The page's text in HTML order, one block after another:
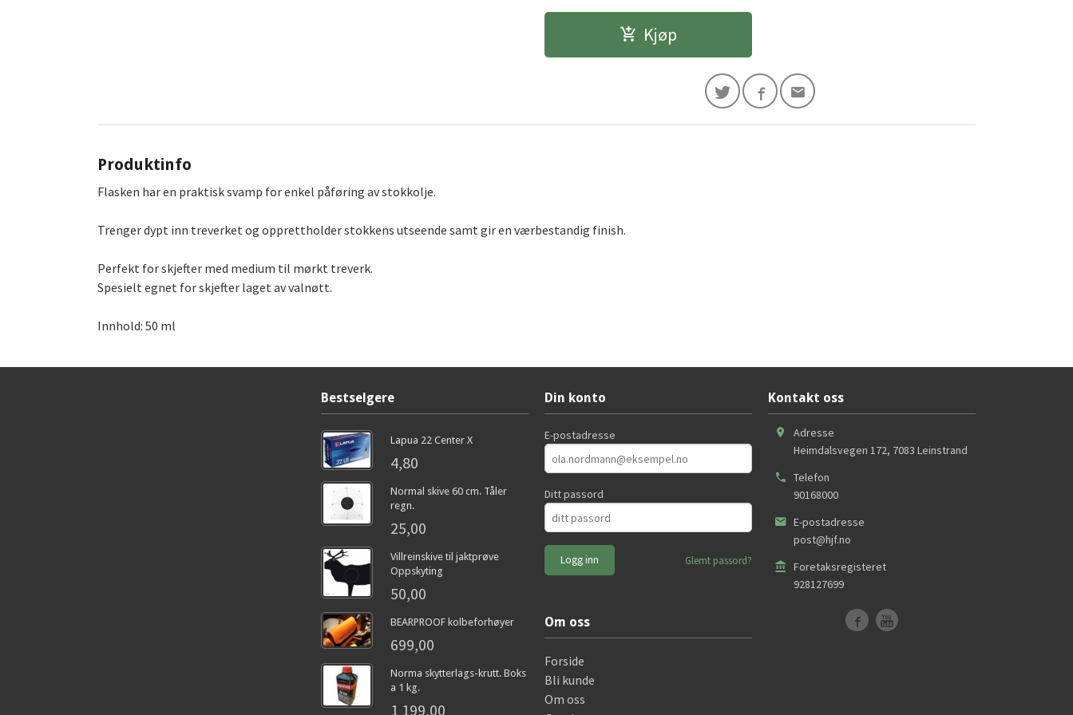
Kjøp
Produktinfo
Flasken har en praktisk svamp for enkel påføring av stokkolje.
Trenger dypt inn treverket og opprettholder stokkens utseende samt gir en værbestandig finish.
Perfekt for skjefter med medium til mørkt treverk.
Spesielt egnet for skjefter laget av valnøtt.
Innhold: 50 ml
Bestselgere
Lapua 22 Center X
4,80
Normal skive 60 cm. Tåler
regn.
25,00
Villreinskive til jaktprøve
Oppskyting
50,00
BEARPROOF kolbeforhøyer
699,00
Norma skytterlags-krutt. Boks
a 1 kg.
1 199,00
Din konto
E-postadresse
Ditt passord
Glemt passord?
Om oss
Forside
Bli kunde
Om oss
Kontakt oss
Adresse
Heimdalsvegen 172, 7083 Leinstrand
Telefon
90168000
E-postadresse
post@hjf.no
Foretaksregisteret
928127699